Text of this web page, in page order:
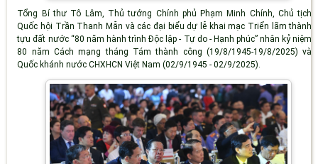
Tổng Bí thư Tô Lâm, Thủ tướng Chính phủ Phạm Minh Chính, Chủ tịch
Quốc hội Trần Thanh Mẫn và các đại biểu dự lễ khai mạc Triển lãm thành
tựu đất nước “80 năm hành trình Độc lập - Tự do - Hạnh phúc” nhân kỷ niệm
80 năm Cách mạng tháng Tám thành công (19/8/1945-19/8/2025) và
Quốc khánh nước CHXHCN Việt Nam (02/9/1945 - 02/9/2025).